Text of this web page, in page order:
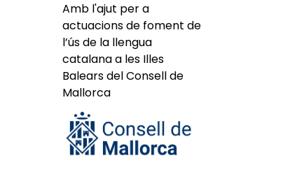
Amb l'ajut per a
actuacions de foment de
l’ús de la llengua
catalana a les Illes
Balears del Consell de
Mallorca